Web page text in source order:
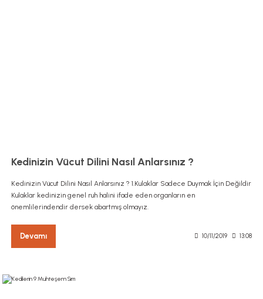
Kedinizin Vücut Dilini Nasıl Anlarsınız ?
Kedinizin Vücut Dilini Nasıl Anlarsınız ? 1.Kulaklar Sadece Duymak İçin Değildir
Kulaklar kedinizin genel ruh halini ifade eden organların en
önemlilerindendir dersek abartmış olmayız.
Devamı 10/11/2019 13:08